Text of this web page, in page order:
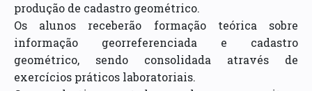
produção de cadastro geométrico.
Os alunos receberão formação teórica sobre
informação georreferenciada e cadastro
geométrico, sendo consolidada através de
exercícios práticos laboratoriais.